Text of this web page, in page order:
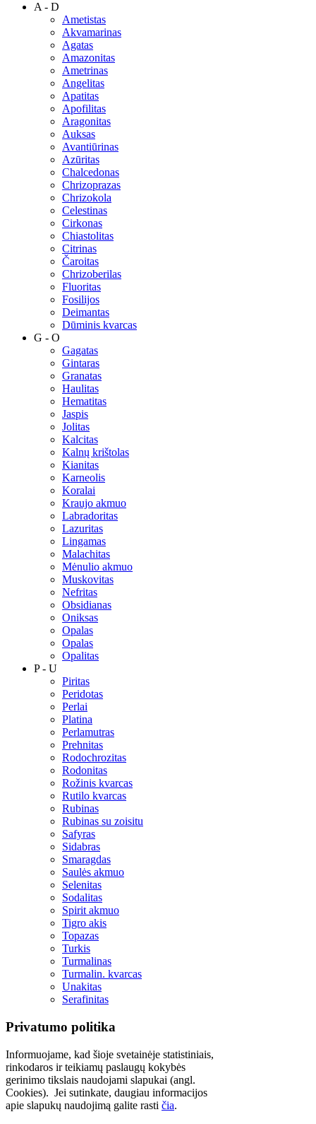
A - D
Ametistas
Akvamarinas
Agatas
Amazonitas
Ametrinas
Angelitas
Apatitas
Apofilitas
Aragonitas
Auksas
Avantiūrinas
Azūritas
Chalcedonas
Chrizoprazas
Chrizokola
Celestinas
Cirkonas
Chiastolitas
Citrinas
Čaroitas
Chrizoberilas
Fluoritas
Fosilijos
Deimantas
Dūminis kvarcas
G - O
Gagatas
Gintaras
Granatas
Haulitas
Hematitas
Jaspis
Jolitas
Kalcitas
Kalnų krištolas
Kianitas
Karneolis
Koralai
Kraujo akmuo
Labradoritas
Lazuritas
Lingamas
Malachitas
Mėnulio akmuo
Muskovitas
Nefritas
Obsidianas
Oniksas
Opalas
Opalas
Opalitas
P - U
Piritas
Peridotas
Perlai
Platina
Perlamutras
Prehnitas
Rodochrozitas
Rodonitas
Rožinis kvarcas
Rutilo kvarcas
Rubinas
Rubinas su zoisitu
Safyras
Sidabras
Smaragdas
Saulės akmuo
Selenitas
Sodalitas
Spirit akmuo
Tigro akis
Topazas
Turkis
Turmalinas
Turmalin. kvarcas
Unakitas
Serafinitas
Privatumo politika
Informuojame, kad šioje svetainėje statistiniais,
rinkodaros ir teikiamų paslaugų kokybės
gerinimo tikslais naudojami slapukai (angl.
Cookies). Jei sutinkate, daugiau informacijos
apie slapukų naudojimą galite rasti čia.